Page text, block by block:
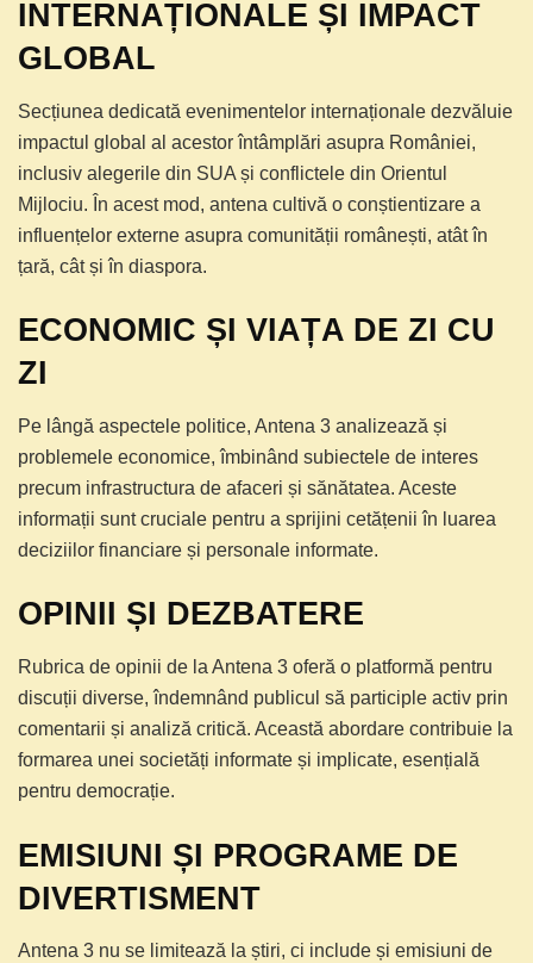
INTERNAȚIONALE ȘI IMPACT
GLOBAL
Secțiunea dedicată evenimentelor internaționale dezvăluie
impactul global al acestor întâmplări asupra României,
inclusiv alegerile din SUA și conflictele din Orientul
Mijlociu. În acest mod, antena cultivă o conștientizare a
influențelor externe asupra comunității românești, atât în
țară, cât și în diaspora.
ECONOMIC ȘI VIAȚA DE ZI CU
ZI
Pe lângă aspectele politice, Antena 3 analizează și
problemele economice, îmbinând subiectele de interes
precum infrastructura de afaceri și sănătatea. Aceste
informații sunt cruciale pentru a sprijini cetățenii în luarea
deciziilor financiare și personale informate.
OPINII ȘI DEZBATERE
Rubrica de opinii de la Antena 3 oferă o platformă pentru
discuții diverse, îndemnând publicul să participle activ prin
comentarii și analiză critică. Această abordare contribuie la
formarea unei societăți informate și implicate, esențială
pentru democrație.
EMISIUNI ȘI PROGRAME DE
DIVERTISMENT
Antena 3 nu se limitează la știri, ci include și emisiuni de